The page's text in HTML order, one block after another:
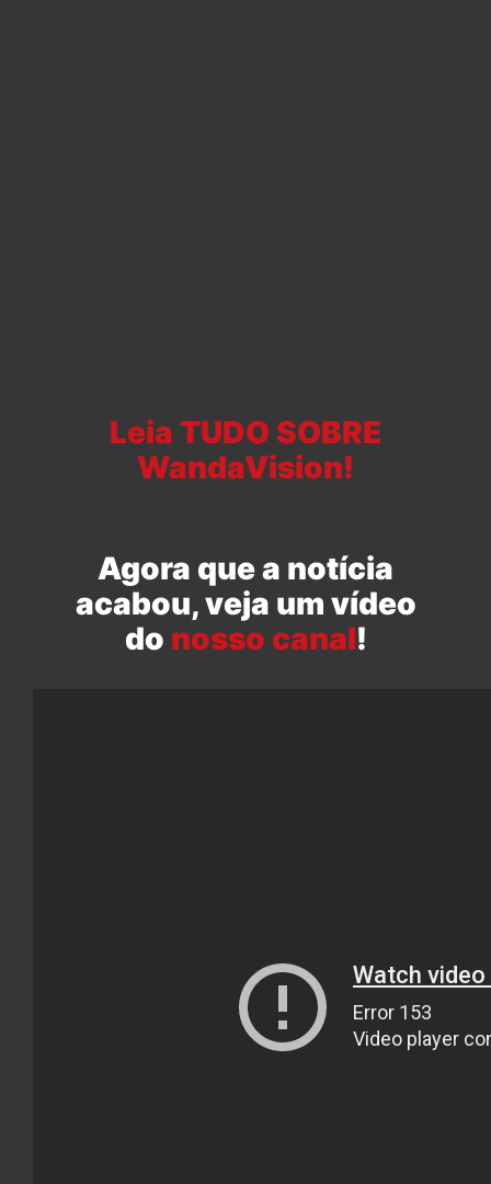
Leia TUDO SOBRE
WandaVision!
Agora que a notícia
acabou, veja um vídeo
do nosso canal!